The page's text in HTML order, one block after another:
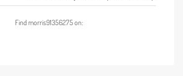
Find morris91356275 on: